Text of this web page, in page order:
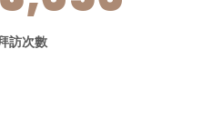
訪次數